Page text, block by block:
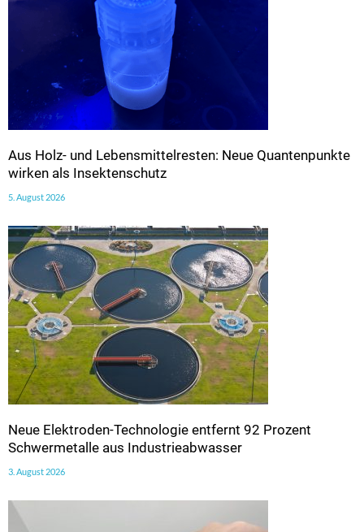
Aus Holz- und Lebensmittelresten: Neue Quantenpunkte
wirken als Insektenschutz
5. August 2026
Neue Elektroden-Technologie entfernt 92 Prozent
Schwermetalle aus Industrieabwasser
3. August 2026